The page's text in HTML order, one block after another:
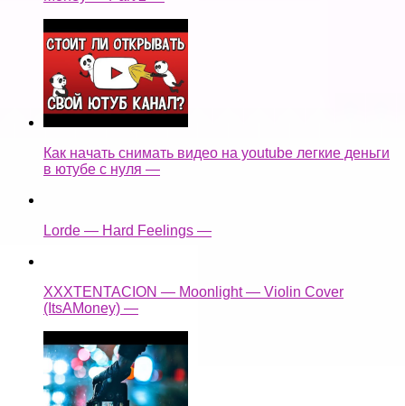
Как начать снимать видео на youtube легкие деньги
в ютубе с нуля —
Lorde — Hard Feelings —
XXXTENTACION — Moonlight — Violin Cover
(ItsAMoney) —